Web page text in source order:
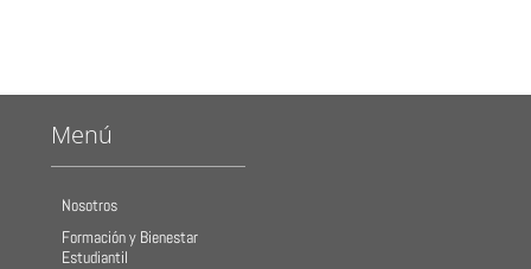
Menú
Nosotros
Formación y Bienestar
Estudiantil